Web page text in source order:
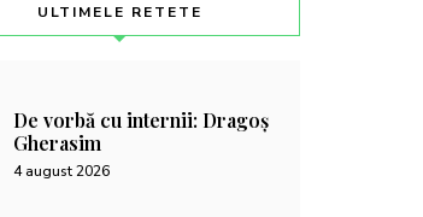
ULTIMELE RETETE
De vorbă cu internii: Dragoș
Gherasim
4 august 2026